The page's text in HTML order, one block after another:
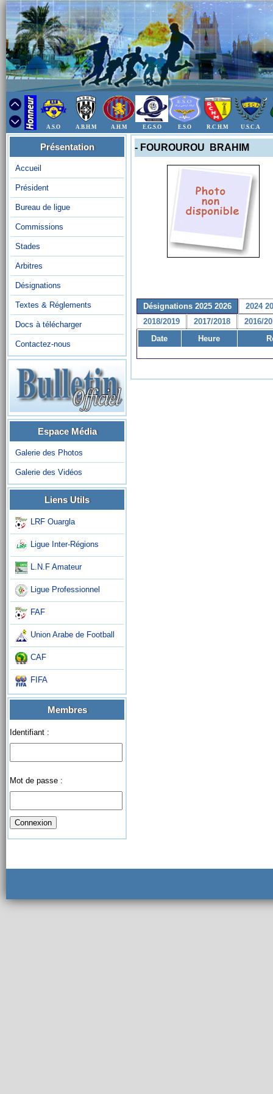
A.S.O A.B.H.M A.H.M E.G.S.O E.S.O R.C.H.M U.S.C.A
Présentation
Accueil
Président
Bureau de ligue
Commissions
Stades
Arbitres
Désignations
Textes & Réglements
Docs à télécharger
Contactez-nous
Espace Média
Galerie des Photos
Galerie des Vidéos
Liens Utils
LRF Ouargla
Ligue Inter-Régions
L.N.F Amateur
Ligue Professionnel
FAF
Union Arabe de Football
CAF
FIFA
Membres
Identifiant :
Mot de passe :
- FOUROUROU BRAHIM
Désignations 2025 2026
2024
2018/2019
2017/2018
2016/
Date
Heure